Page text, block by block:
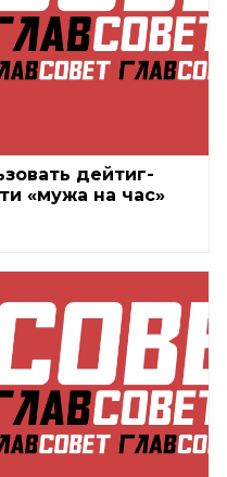
дейтиг-
«мужа на час»